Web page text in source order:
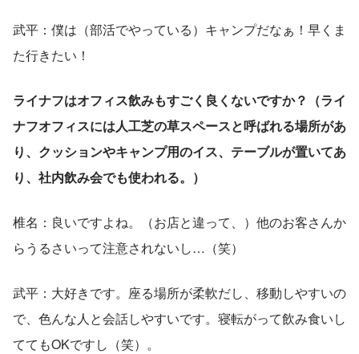
武平：僕は（部活でやっている）キャンプだなぁ！早くま
た行きたい！
ライナフはオフィス飲みもすごく良くないですか？（ライ
ナフオフィスには人工芝の草スペースと呼ばれる場所があ
り、クッションやキャンプ用のイス、テーブルが置いてあ
り、社内飲み会でも使われる。）
椎名：良いですよね。（お店と違って、）他のお客さんか
らうるさいって注意されないし…（笑）
武平：大好きです。座る場所が柔軟だし、移動しやすいの
で、色んな人と会話しやすいです。寝転がって飲み食いし
ててもOKですし（笑）。